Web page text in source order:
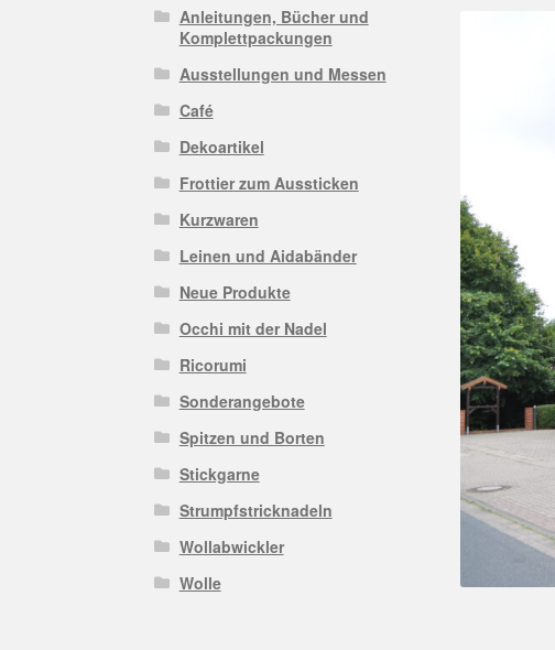
Anleitungen, Bücher und
Komplettpackungen
Ausstellungen und Messen
Café
Dekoartikel
Frottier zum Aussticken
Kurzwaren
Leinen und Aidabänder
Neue Produkte
Occhi mit der Nadel
Ricorumi
Sonderangebote
Spitzen und Borten
Stickgarne
Strumpfstricknadeln
Wollabwickler
Wolle